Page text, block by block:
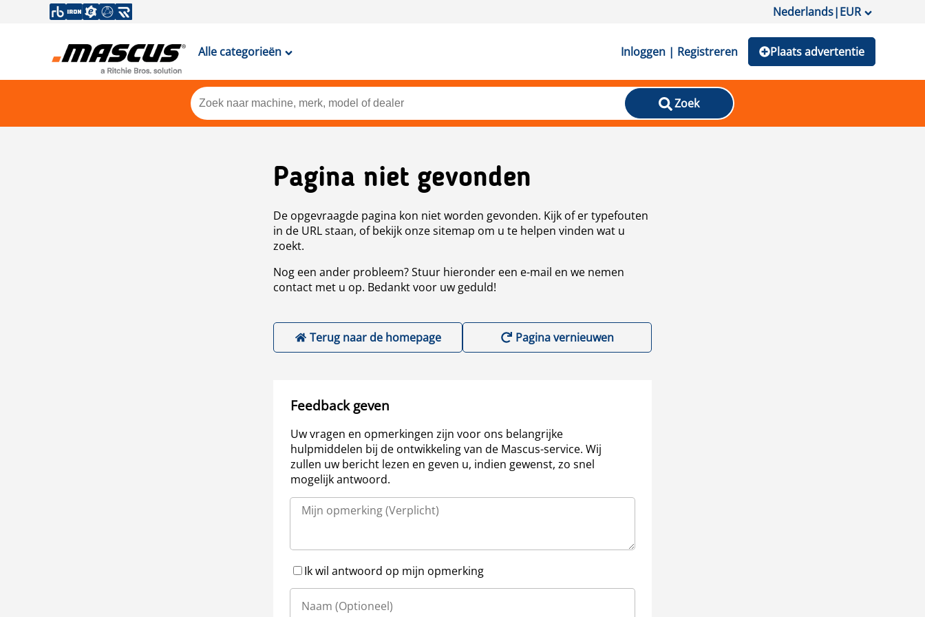
Nederlands|EUR
Alle categorieën Inloggen | Registreren Plaats advertentie
Zoek
Pagina niet gevonden
De opgevraagde pagina kon niet worden gevonden. Kijk of er typefouten
in de URL staan, of bekijk onze sitemap om u te helpen vinden wat u
zoekt.
Nog een ander probleem? Stuur hieronder een e-mail en we nemen
contact met u op. Bedankt voor uw geduld!
Terug naar de homepage Pagina vernieuwen
Feedback geven
Uw vragen en opmerkingen zijn voor ons belangrijke
hulpmiddelen bij de ontwikkeling van de Mascus-service. Wij
zullen uw bericht lezen en geven u, indien gewenst, zo snel
mogelijk antwoord.
Ik wil antwoord op mijn opmerking